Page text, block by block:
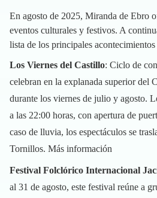
En agosto de 2025, Miranda de Ebro
eventos culturales y festivos. A
lista de los principales
Los Viernes del Castillo: Ciclo de
celebran en la explanada superior del
durante los viernes de julio y agosto.
a las 22:00 horas, con apertura de
caso de lluvia, los espectáculos se
Tornillos. Más información
Festival Folclórico Internacional
al 31 de agosto, este festival reúne a